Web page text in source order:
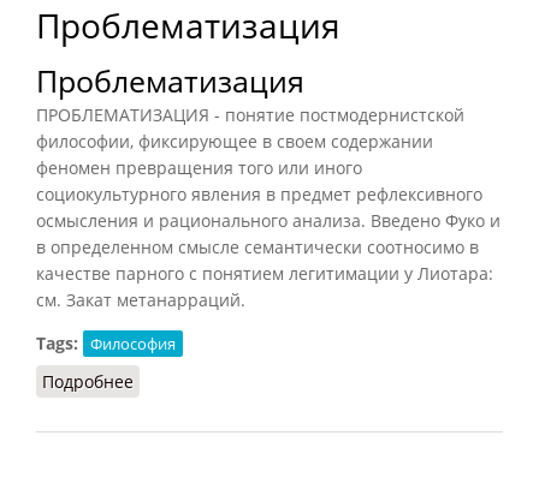
Проблематизация
Проблематизация
ПРОБЛЕМАТИЗАЦИЯ - понятие постмодернистской
философии, фиксирующее в своем содержании
феномен превращения того или иного
социокультурного явления в предмет рефлексивного
осмысления и рационального анализа. Введено Фуко и
в определенном смысле семантически соотносимо в
качестве парного с понятием легитимации у Лиотара:
см. Закат метанарраций.
Tags:
Философия
Подробнее